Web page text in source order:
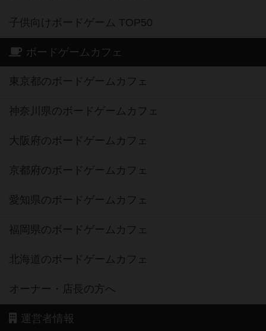
子供向けボードゲーム TOP50
ボードゲームカフェ
東京都のボードゲームカフェ
神奈川県のボードゲームカフェ
大阪府のボードゲームカフェ
京都府のボードゲームカフェ
愛知県のボードゲームカフェ
福岡県のボードゲームカフェ
北海道のボードゲームカフェ
オーナー・店長の方へ
運営者情報